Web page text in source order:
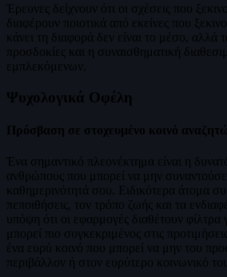
Έρευνες δείχνουν ότι οι σχέσεις που
διαφέρουν ποιοτικά από εκείνες που
κάνει τη διαφορά δεν είναι το μέσο, αλλά
προσδοκίες και η συναισθηματική
εμπλεκόμενων.
Ψυχολογικά Οφέλη
Πρόσβαση σε στοχευμένο κοινό
Ένα σημαντικό πλεονέκτημα είναι η
ανθρώπους που μπορεί να μην
καθημερινότητά σου. Ειδικότερα άτομα
πεποιθήσεις, τον τρόπο ζωής και τα
υπόψη ότι οι εφαρμογές διαθέτουν φίλτρα
μπορεί πιο συγκεκριμένος στις
ένα ευρύ κοινό που μπορεί να μην του
περιβάλλον ή στον ευρύτερο κοινωνικό